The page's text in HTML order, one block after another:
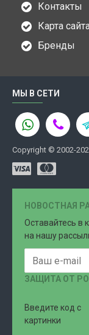
Контакты
Карта
Бренды
МЫ В СЕТИ
Copyright © 2002-
НОВОСТНАЯ
Оставайтесь в
на нашу
ЗАЩИТА ОТ
Введите код с
картинки